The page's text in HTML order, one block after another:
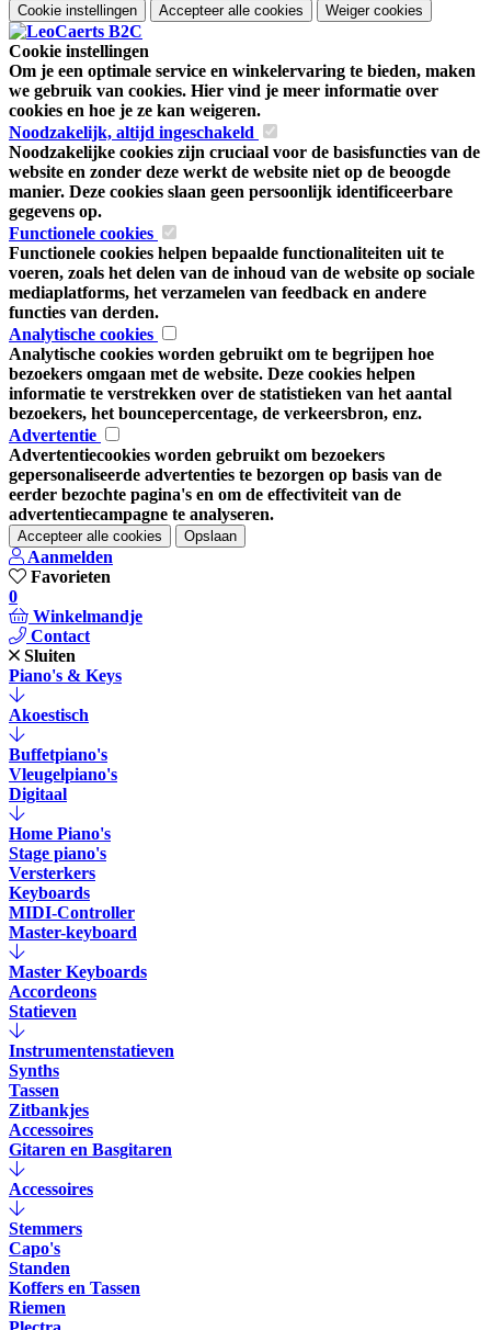
Cookie instellingen Accepteer alle cookies Weiger cookies
Cookie instellingen
Om je een optimale service en winkelervaring te bieden, maken
we gebruik van cookies. Hier vind je meer informatie over
cookies en hoe je ze kan weigeren.
Noodzakelijk, altijd ingeschakeld
Noodzakelijke cookies zijn cruciaal voor de basisfuncties van de
website en zonder deze werkt de website niet op de beoogde
manier. Deze cookies slaan geen persoonlijk identificeerbare
gegevens op.
Functionele cookies
Functionele cookies helpen bepaalde functionaliteiten uit te
voeren, zoals het delen van de inhoud van de website op sociale
mediaplatforms, het verzamelen van feedback en andere
functies van derden.
Analytische cookies
Analytische cookies worden gebruikt om te begrijpen hoe
bezoekers omgaan met de website. Deze cookies helpen
informatie te verstrekken over de statistieken van het aantal
bezoekers, het bouncepercentage, de verkeersbron, enz.
Advertentie
Advertentiecookies worden gebruikt om bezoekers
gepersonaliseerde advertenties te bezorgen op basis van de
eerder bezochte pagina's en om de effectiviteit van de
advertentiecampagne te analyseren.
Accepteer alle cookies Opslaan
Aanmelden
Favorieten
0
Winkelmandje
Contact
Sluiten
Piano's & Keys
Akoestisch
Buffetpiano's
Vleugelpiano's
Digitaal
Home Piano's
Stage piano's
Versterkers
Keyboards
MIDI-Controller
Master-keyboard
Master Keyboards
Accordeons
Statieven
Instrumentenstatieven
Synths
Tassen
Zitbankjes
Accessoires
Gitaren en Basgitaren
Accessoires
Stemmers
Capo's
Standen
Koffers en Tassen
Riemen